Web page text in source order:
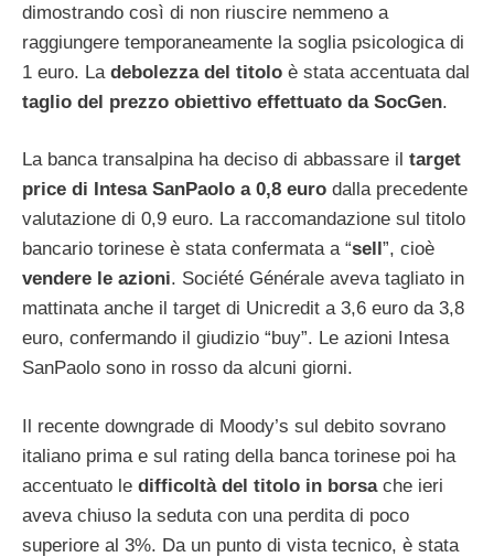
dimostrando così di non riuscire nemmeno a
raggiungere temporaneamente la soglia psicologica di
1 euro. La debolezza del titolo è stata accentuata dal
taglio del prezzo obiettivo effettuato da SocGen.
La banca transalpina ha deciso di abbassare il target
price di Intesa SanPaolo a 0,8 euro dalla precedente
valutazione di 0,9 euro. La raccomandazione sul titolo
bancario torinese è stata confermata a “sell ”, cioè
vendere le azioni. Société Générale aveva tagliato in
mattinata anche il target di Unicredit a 3,6 euro da 3,8
euro, confermando il giudizio “buy”. Le azioni Intesa
SanPaolo sono in rosso da alcuni giorni.
Il recente downgrade di Moody’s sul debito sovrano
italiano prima e sul rating della banca torinese poi ha
accentuato le difficoltà del titolo in borsa che ieri
aveva chiuso la seduta con una perdita di poco
superiore al 3%. Da un punto di vista tecnico, è stata